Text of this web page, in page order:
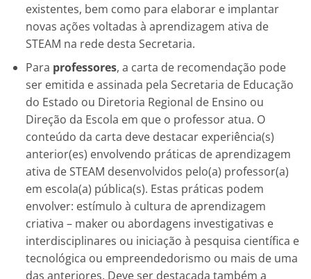
existentes, bem como para elaborar e implantar
novas ações voltadas à aprendizagem ativa de
STEAM na rede desta Secretaria.
Para professores, a carta de recomendação pode
ser emitida e assinada pela Secretaria de Educação
do Estado ou Diretoria Regional de Ensino ou
Direção da Escola em que o professor atua. O
conteúdo da carta deve destacar experiência(s)
anterior(es) envolvendo práticas de aprendizagem
ativa de STEAM desenvolvidos pelo(a) professor(a)
em escola(a) pública(s). Estas práticas podem
envolver: estímulo à cultura de aprendizagem
criativa – maker ou abordagens investigativas e
interdisciplinares ou iniciação à pesquisa científica e
tecnológica ou empreendedorismo ou mais de uma
das anteriores. Deve ser destacada também a